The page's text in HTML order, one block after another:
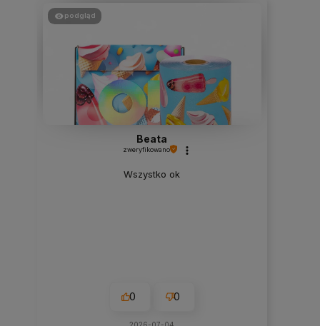
podgląd
Beata
zweryfikowano
Wszystko ok
0 0
2026-07-04